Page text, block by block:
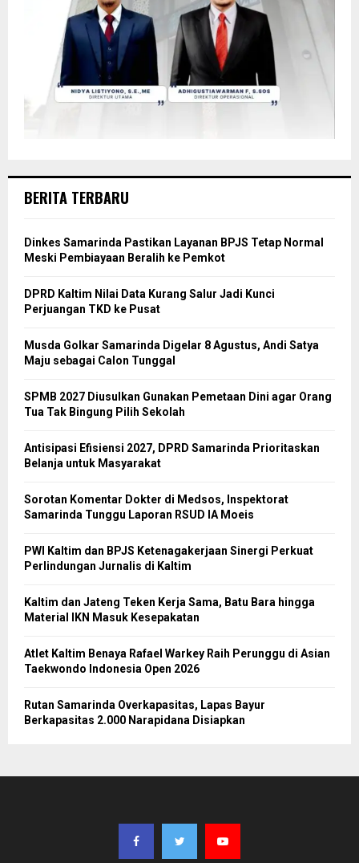
BERITA TERBARU
Dinkes Samarinda Pastikan Layanan BPJS Tetap Normal
Meski Pembiayaan Beralih ke Pemkot
DPRD Kaltim Nilai Data Kurang Salur Jadi Kunci
Perjuangan TKD ke Pusat
Musda Golkar Samarinda Digelar 8 Agustus, Andi Satya
Maju sebagai Calon Tunggal
SPMB 2027 Diusulkan Gunakan Pemetaan Dini agar Orang
Tua Tak Bingung Pilih Sekolah
Antisipasi Efisiensi 2027, DPRD Samarinda Prioritaskan
Belanja untuk Masyarakat
Sorotan Komentar Dokter di Medsos, Inspektorat
Samarinda Tunggu Laporan RSUD IA Moeis
PWI Kaltim dan BPJS Ketenagakerjaan Sinergi Perkuat
Perlindungan Jurnalis di Kaltim
Kaltim dan Jateng Teken Kerja Sama, Batu Bara hingga
Material IKN Masuk Kesepakatan
Atlet Kaltim Benaya Rafael Warkey Raih Perunggu di Asian
Taekwondo Indonesia Open 2026
Rutan Samarinda Overkapasitas, Lapas Bayur
Berkapasitas 2.000 Narapidana Disiapkan